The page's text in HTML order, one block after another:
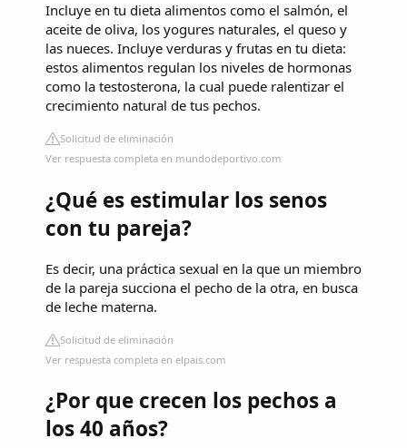
Incluye en tu dieta alimentos como el salmón, el
aceite de oliva, los yogures naturales, el queso y
las nueces. Incluye verduras y frutas en tu dieta:
estos alimentos regulan los niveles de hormonas
como la testosterona, la cual puede ralentizar el
crecimiento natural de tus pechos.
Solicitud de eliminación
Ver respuesta completa en mundodeportivo.com
¿Qué es estimular los senos
con tu pareja?
Es decir, una práctica sexual en la que un miembro
de la pareja succiona el pecho de la otra, en busca
de leche materna.
Solicitud de eliminación
Ver respuesta completa en elpais.com
¿Por que crecen los pechos a
los 40 años?